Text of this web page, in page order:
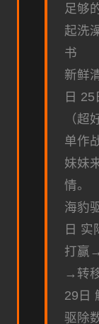
足够
起洗
书
新鲜
日
（超
单作
妹妹
情。
海豹
日 实
打赢
→转
29日
驱除